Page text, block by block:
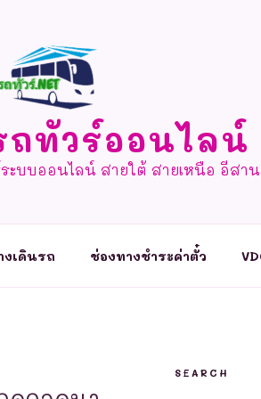
ถทัวร์ออนไลน์
ะบบออนไลน์ สายใต้ สายเหนือ อีสาน
เดินรถ ช่องทางชำระค่าตั๋ว
SEARCH